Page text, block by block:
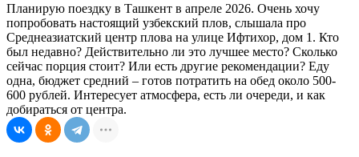
Планирую поездку в Ташкент в апреле 2026. Очень хочу
попробовать настоящий узбекский плов, слышала про
Среднеазиатский центр плова на улице Ифтихор, дом 1. Кто
был недавно? Действительно ли это лучшее место? Сколько
сейчас порция стоит? Или есть другие рекомендации? Еду
одна, бюджет средний – готов потратить на обед около 500-
600 рублей. Интересует атмосфера, есть ли очереди, и как
добираться от центра.